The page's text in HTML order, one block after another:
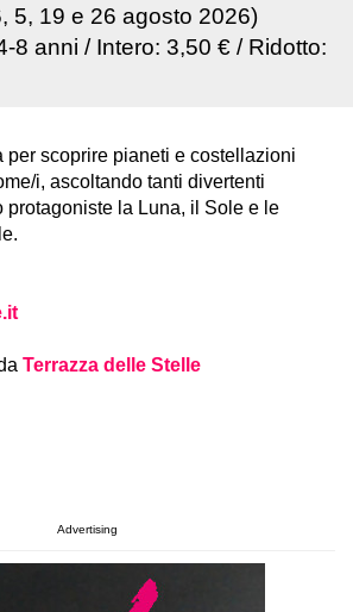
5, 19 e 26 agosto 2026)
8 anni / Intero: 3,50 € / Ridotto:
per scoprire pianeti e costellazioni
i, ascoltando tanti divertenti
protagoniste la Luna, il Sole e le
Terrazza delle Stelle
Advertising